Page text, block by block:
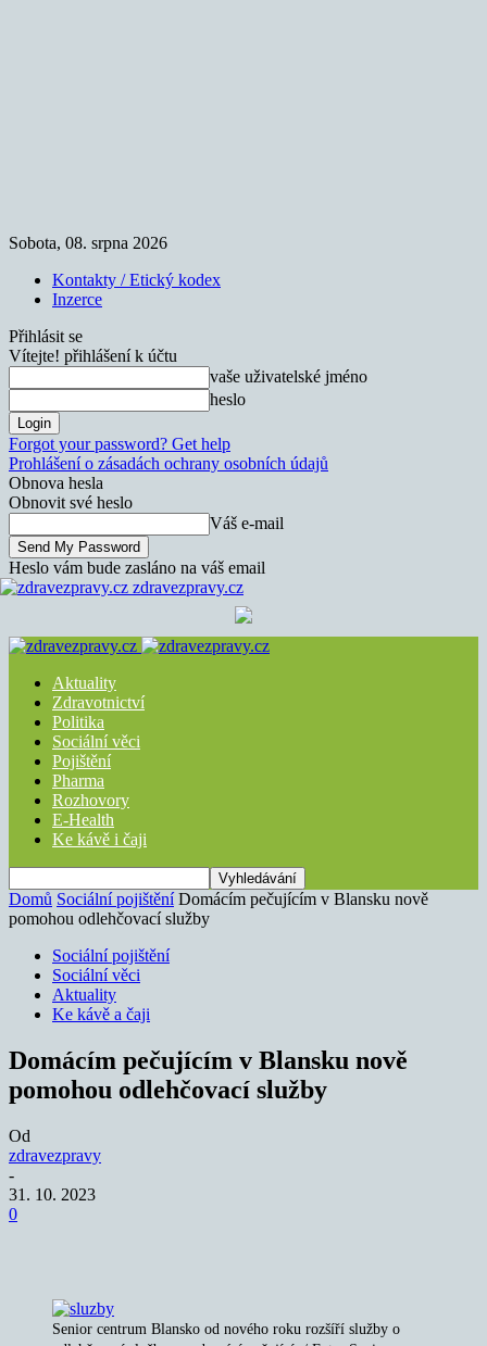
Sobota, 08. srpna 2026
Kontakty / Etický kodex
Inzerce
Přihlásit se
Vítejte! přihlášení k účtu
vaše uživatelské jméno
heslo
Forgot your password? Get help
Prohlášení o zásadách ochrany osobních údajů
Obnova hesla
Obnovit své heslo
Váš e-mail
Heslo vám bude zasláno na váš email
zdravezpravy.cz
Aktuality
Zdravotnictví
Politika
Sociální věci
Pojištění
Pharma
Rozhovory
E-Health
Ke kávě i čaji
Domů Sociální pojištění Domácím pečujícím v Blansku nově
pomohou odlehčovací služby
Sociální pojištění
Sociální věci
Aktuality
Ke kávě a čaji
Domácím pečujícím v Blansku nově
pomohou odlehčovací služby
Od
zdravezpravy
-
31. 10. 2023
0
Senior centrum Blansko od nového roku rozšíří služby o